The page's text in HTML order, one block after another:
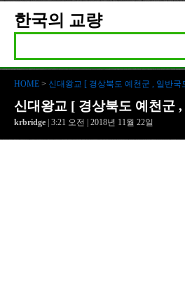
한국의 교량
HOME > 신대왕교 [ 경상북도 예천군 , 일반국
신대왕교 [ 경상북도 예천군
krbridge | 3:21 오전 | 2018년 11월 22일